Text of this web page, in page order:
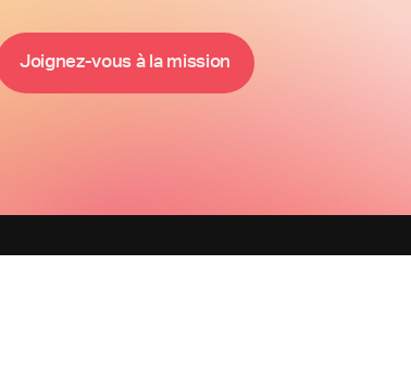
Joignez-vousà la mission